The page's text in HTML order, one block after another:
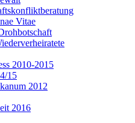
Vitae
2010-2015
15
2012
2016